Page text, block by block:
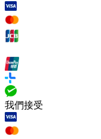
我們接受